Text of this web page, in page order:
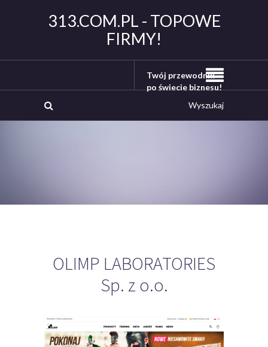
313.COM.PL - TOPOWE
FIRMY!
Twój przewodnik
po świecie biznesu!
OLIMP LABORATORIES
Sp. z o.o.